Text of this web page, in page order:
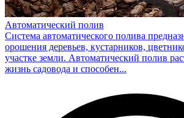
Автоматический полив
Система автоматического полива
орошения деревьев, кустарников,
участке земли. Автоматический полив
жизнь садовода и способен...